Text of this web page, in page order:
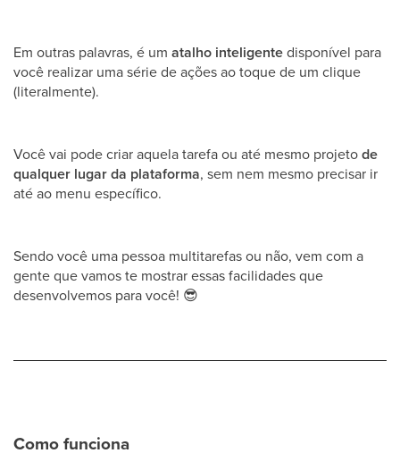
Em outras palavras, é um atalho inteligentedisponível para
você realizar uma série de ações ao toque de um clique
(literalmente).
Você vai pode criar aquela tarefa ou até mesmo projetode
qualquer lugar da plataforma, sem nem mesmo precisar ir
até ao menu específico.
Sendo você uma pessoa multitarefas ou não, vem com a
gente que vamos te mostrar essas facilidades que
desenvolvemos para você! 😎
Como funciona